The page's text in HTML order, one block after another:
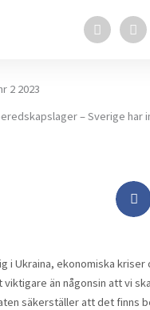
F
a
c
k
L
i
n
n
2 2023
– Sverige har
i Ukraina, ekonomiska kriser
än någonsin att vi
säkerställer att det finns